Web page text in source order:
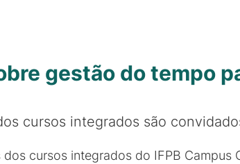
gestão do tempo
cursos integrados são
dos cursos integrados do IFPB Campus